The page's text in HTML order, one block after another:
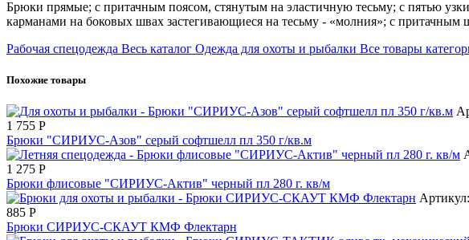
Брюки прямые; с притачным поясом, стянутым на эластичную тесьму; с пятью
карманами на боковых швах застегивающиеся на тесьму - «молния»; с
Рабочая спецодежда Весь каталог Одежда для охоты и рыбалки Все товары
Похожие товары
1 755 Р
Брюки "СИРИУС-Азов" серый софтшелл пл 350 г/кв.м
1 275 Р
Брюки флисовые "СИРИУС-Актив" черный пл 280 г. кв/м
885 Р
Брюки СИРИУС-СКАУТ КМФ Флектарн